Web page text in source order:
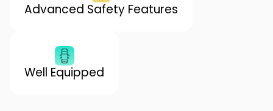
Advanced Safety Features
Well Equipped